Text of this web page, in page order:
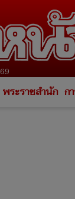
พระราชสำนัก ก